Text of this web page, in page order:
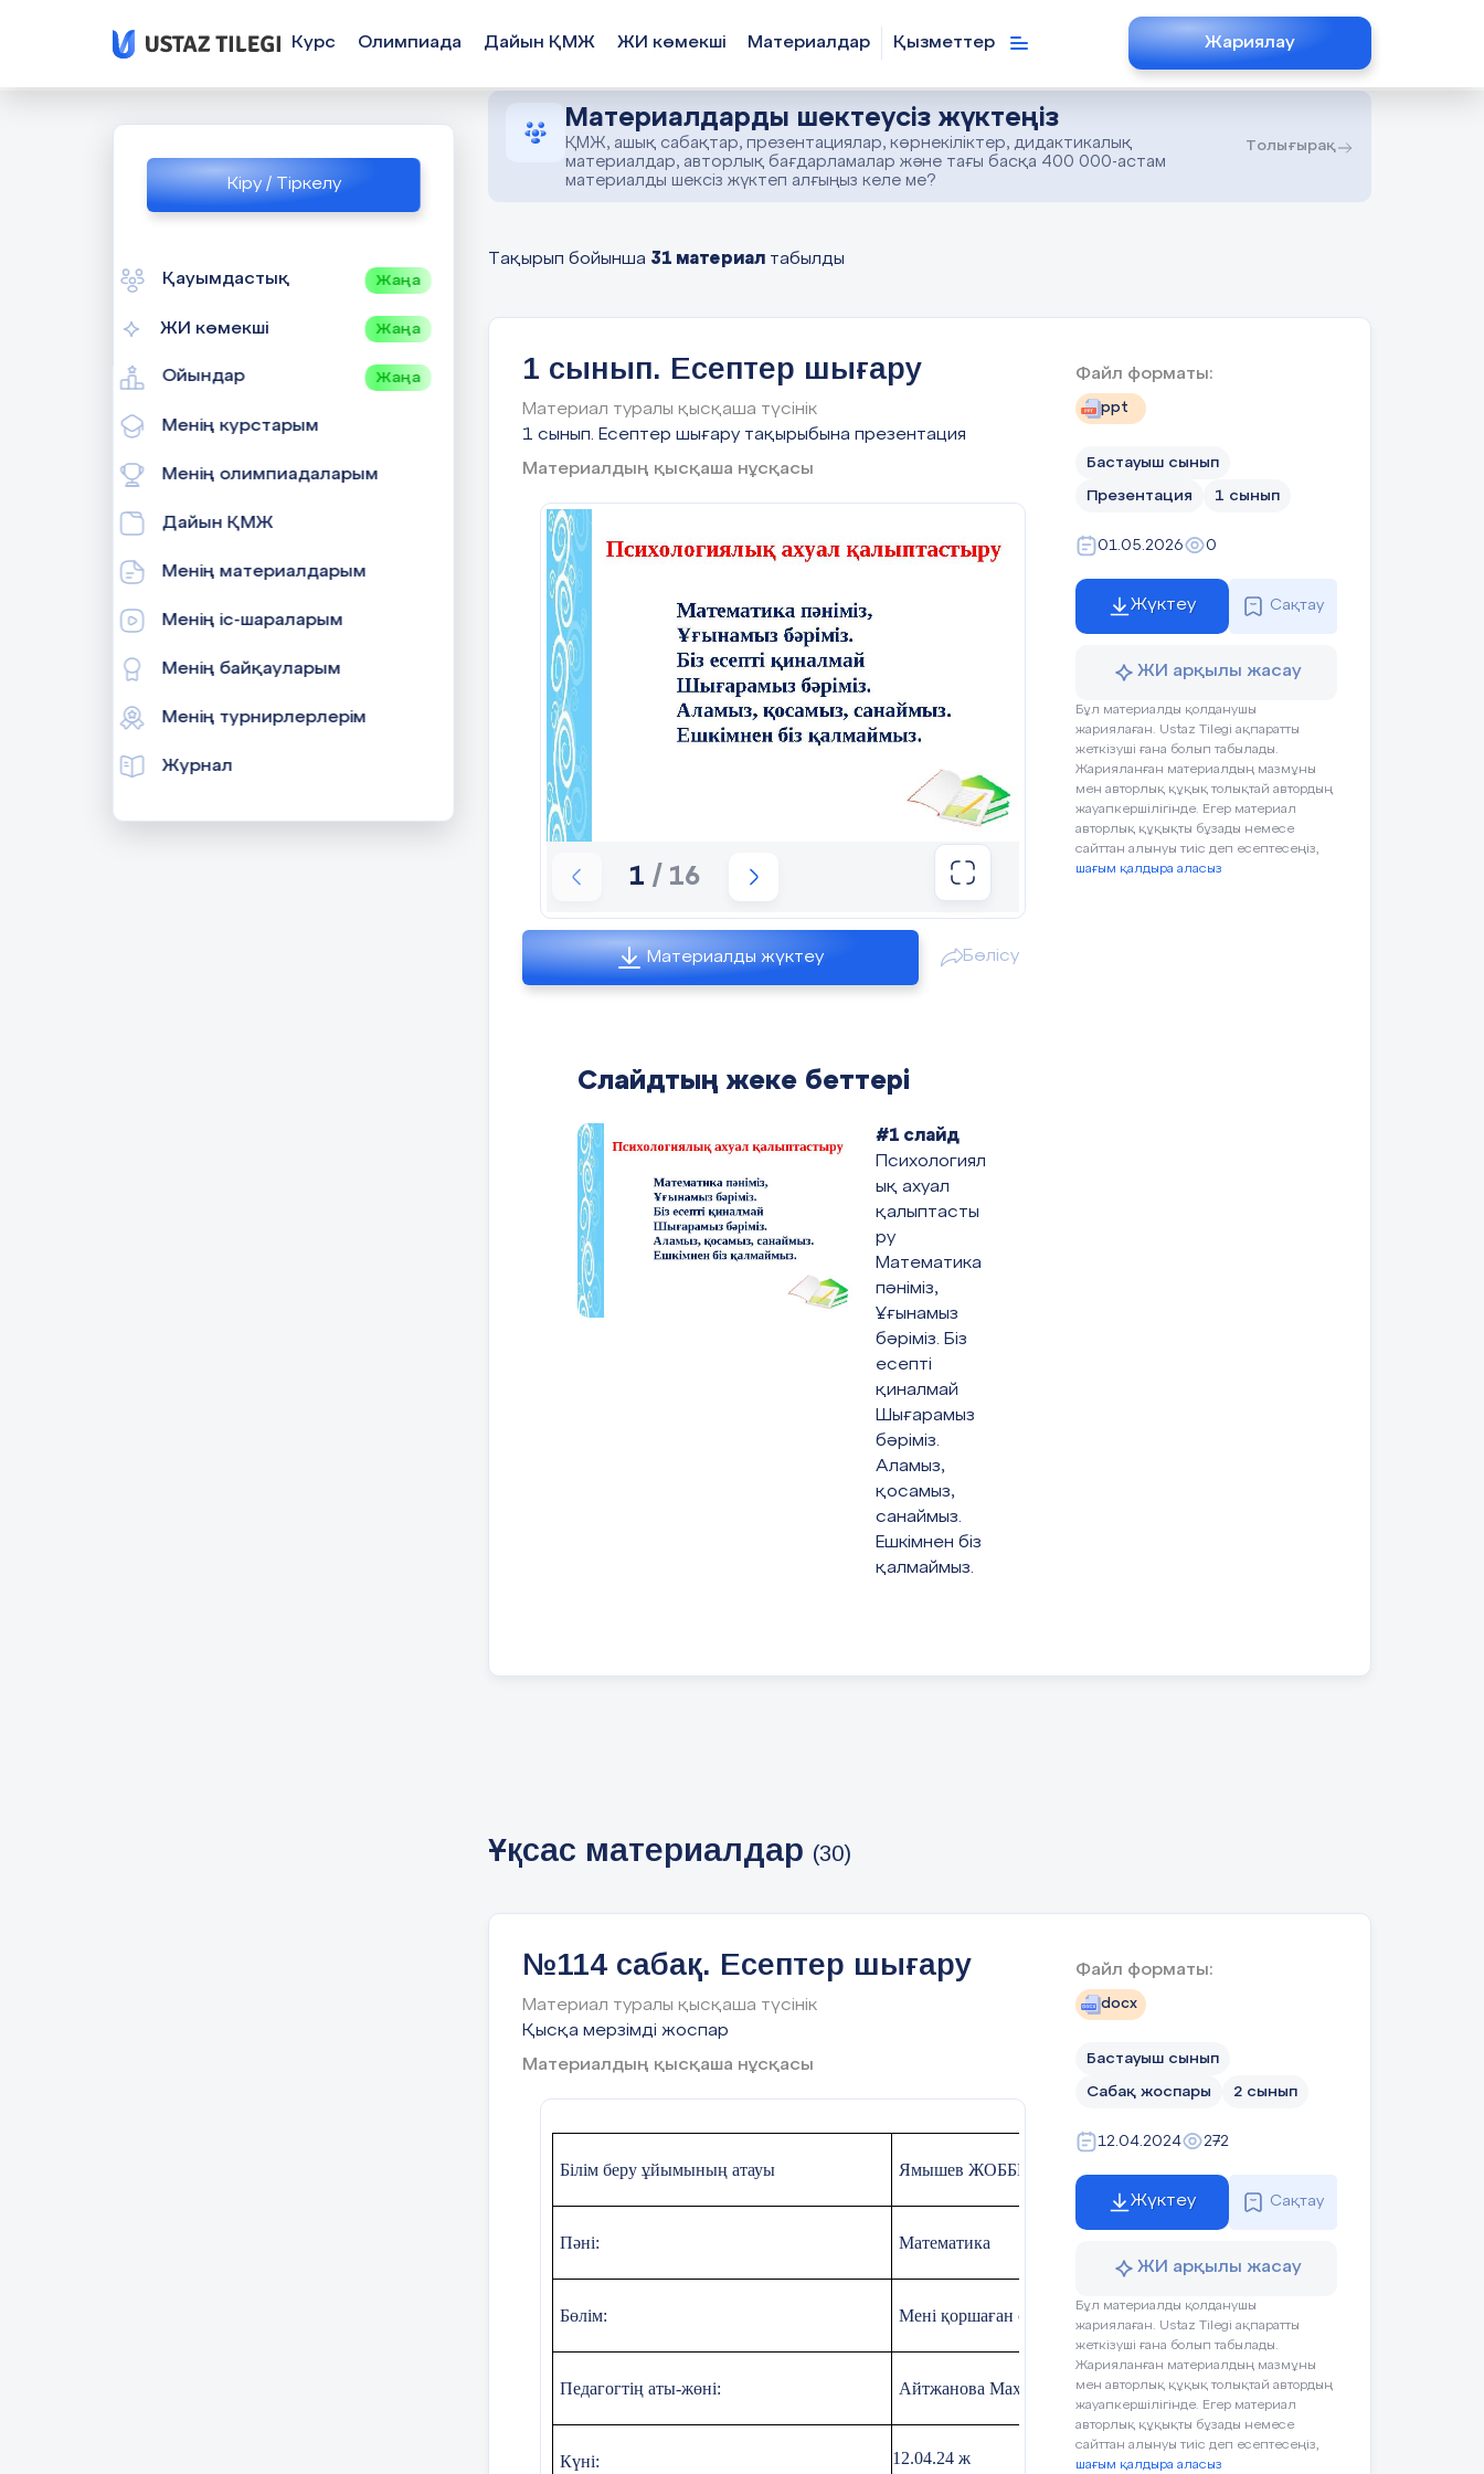
Кіру / Тіркелу
Қауымдастық Жаңа
ЖИ көмекші Жаңа
Ойындар Жаңа
Менің курстарым
Менің олимпиадаларым
Дайын ҚМЖ
Менің материалдарым
Менің іс-шараларым
Менің байқауларым
Менің турнирлерлерім
Журнал
Курс Олимпиада Дайын ҚМЖ ЖИ көмекші Материалдар Қызметтер Жариялау
Материалдарды шектеусіз жүктеңіз
ҚМЖ, ашық сабақтар, презентациялар, көрнекіліктер, дидактикалық
материалдар, авторлық бағдарламалар және тағы басқа 400 000-астам
материалды шексіз жүктеп алғыңыз келе ме?
Толығырақ
Тақырып бойынша 31 материал табылды
1 сынып. Есептер шығару
Материал туралы қысқаша түсінік
1 сынып. Есептер шығару тақырыбына презентация
Материалдың қысқаша нұсқасы
1 / 16
Материалды жүктеу Бөлісу
Слайдтың жеке беттері
#1 слайд
Психологиял
ық ахуал
қалыптасты
ру
Математика
пәніміз,
Ұғынамыз
бәріміз. Біз
есепті
қиналмай
Шығарамыз
бәріміз.
Аламыз,
қосамыз,
санаймыз.
Ешкімнен біз
қалмаймыз.
массамасса
ндық
20 см 60 кг
10 л
urce/861088
#3 слайд
Сабақтың
Файл форматы:
ppt
Бастауыш сынып
Презентация 1 сынып
01.05.2026 0
Жүктеу Сақтау
ЖИ арқылы жасау
Бұл материалды қолданушы
жариялаған. Ustaz Tilegi ақпаратты
жеткізуші ғана болып табылады.
Жарияланған материалдың мазмұны
мен авторлық құқық толықтай автордың
жауапкершілігінде. Егер материал
авторлық құқықты бұзады немесе
сайттан алынуы тиіс деп есептесеңіз,
шағым қалдыра аласыз
Ұқсас материалдар (30)
№114 сабақ. Есептер шығару
Материал туралы қысқаша түсінік
Қысқа мерзімді жоспар
Материалдың қысқаша нұсқасы
Білім беру ұйымының атауы Ямышев ЖОББМ
Пәні: Математика
Бөлім: Мені қоршаған орта
Педагогтің аты-жөні: Айтжанова Махаббат Дауреновна
Күні: 12.04.24 ж
Файл форматы:
docx
Бастауыш сынып
Сабақ жоспары 2 сынып
12.04.2024 272
Жүктеу Сақтау
ЖИ арқылы жасау
Бұл материалды қолданушы
жариялаған. Ustaz Tilegi ақпаратты
жеткізуші ғана болып табылады.
Жарияланған материалдың мазмұны
мен авторлық құқық толықтай автордың
жауапкершілігінде. Егер материал
авторлық құқықты бұзады немесе
сайттан алынуы тиіс деп есептесеңіз,
шағым қалдыра аласыз